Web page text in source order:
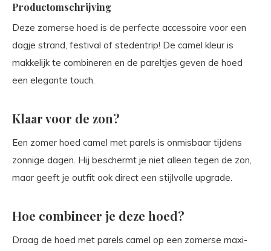
Productomschrijving
Deze zomerse hoed is de perfecte accessoire voor een
dagje strand, festival of stedentrip! De camel kleur is
makkelijk te combineren en de pareltjes geven de hoed
een elegante touch.
Klaar voor de zon?
Een zomer hoed camel met parels is onmisbaar tijdens
zonnige dagen. Hij beschermt je niet alleen tegen de zon,
maar geeft je outfit ook direct een stijlvolle upgrade.
Hoe combineer je deze hoed?
Draag de hoed met parels camel op een zomerse maxi-